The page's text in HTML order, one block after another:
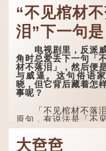
自己虽贵为读书人，但
未能考取功名，仍然
感到十分落泊。于是，
拿出一个青瓷枕头，让
书生睡一睡，便能满
望得到荣华富贵的愿
这时，...
“不见棺材
泪”下一句是
电视剧里，反派
角时总爱丢下一句「
材不落泪」，然后便
与威逼。这句俗语
晓，但它背后藏着怎
事呢？
「不见棺材不落泪
原句，有说法是「不
不下泪」或「不见亲棺
泪」，出自明朝兰陵
所著的《金瓶梅词话》
大夿夿